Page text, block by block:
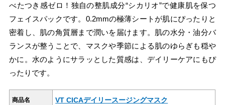
べたつき感ゼロ！独自の整肌成分“シカリオ”で健康肌を保つ
フェイスパックです。0.2mmの極薄シートが肌にぴったりと
密着し、肌の角質層まで潤いを届けます。肌の水分・油分バ
ランスが整うことで、マスクや季節による肌のゆらぎも穏や
かに。水のようにサラッとした質感は、デイリーケアにもぴ
ったりです。
商品名 VT CICAデイリースージングマスク